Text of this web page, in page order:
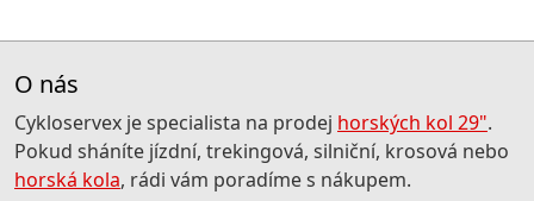
O nás
Cykloservex je specialista na prodej horských kol 29".
Pokud sháníte jízdní, trekingová, silniční, krosová nebo
horská kola, rádi vám poradíme s nákupem.